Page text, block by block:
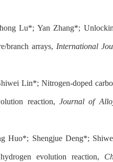
Lu*; Yan Zhang*;
branch arrays, International
Lin*; Nitrogen-doped
reaction, Journal of
Huo*; Shengjue Deng*;
evolution reaction,